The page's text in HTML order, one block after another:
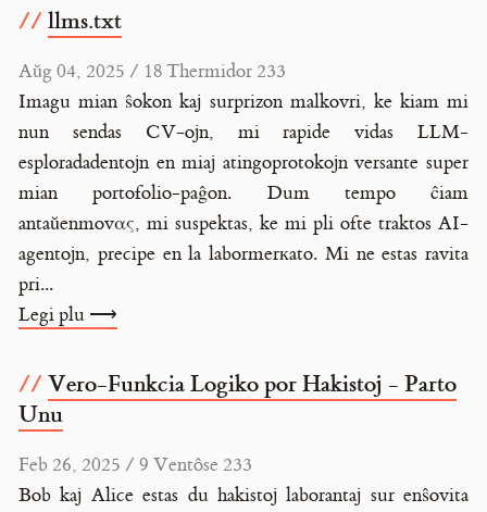
llms.txt
Aŭg 04, 2025 / 18 Thermidor 233
Imagu mian ŝokon kaj surprizon malkovri, ke kiam mi
nun sendas CV-ojn, mi rapide vidas LLM-
esploradadentojn en miaj atingoprotokojn versante super
mian portofolio-paĝon. Dum tempo ĉiam
antaŭenmovας, mi suspektas, ke mi pli ofte traktos AI-
agentojn, precipe en la labormerкato. Mi ne estas ravita
pri...
Legi plu ⟶
Vero-Funkcia Logiko por Hakistoj - Parto
Unu
Feb 26, 2025 / 9 Ventôse 233
Bob kaj Alice estas du hakistoj laborantaj sur enŝovita